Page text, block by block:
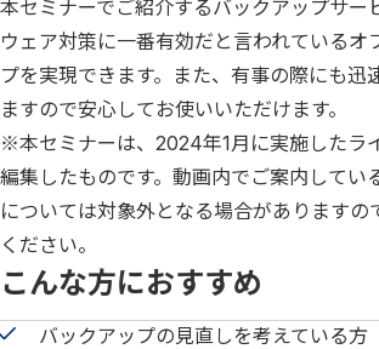
本セミナーでご紹介するバックアップサー
ウェア対策に一番有効だと言われているオ
プを実現できます。また、有事の際にも迅
ますので安心してお使いいただけます。
※本セミナーは、2024年1月に実施したラ
編集したものです。動画内でご案内してい
については対象外となる場合がありますの
ください。
こんな方におすすめ
バックアップの見直しを考えている方